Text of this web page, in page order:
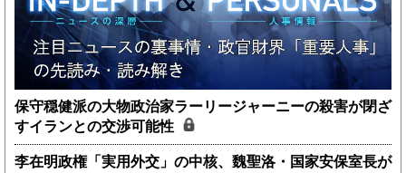
保守穏健派の大物政治家ラーリージャーニーの殺害が閉ざ
すイランとの交渉可能性
李在明政権「実用外交」の中核、魏聖洛・国家安保室長が